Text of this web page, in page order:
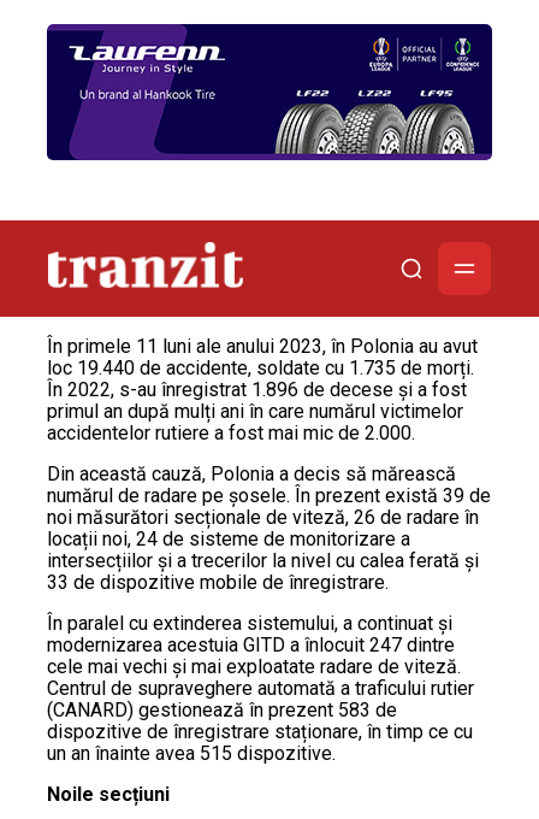
În primele 11 luni ale anului 2023, în Polonia au avut
loc 19.440 de accidente, soldate cu 1.735 de morți.
În 2022, s-au înregistrat 1.896 de decese și a fost
primul an după mulți ani în care numărul victimelor
accidentelor rutiere a fost mai mic de 2.000.
Din această cauză, Polonia a decis să mărească
numărul de radare pe șosele. În prezent există 39 de
noi măsurători secționale de viteză, 26 de radare în
locații noi, 24 de sisteme de monitorizare a
intersecțiilor și a trecerilor la nivel cu calea ferată și
33 de dispozitive mobile de înregistrare.
În paralel cu extinderea sistemului, a continuat și
modernizarea acestuia GITD a înlocuit 247 dintre
cele mai vechi și mai exploatate radare de viteză.
Centrul de supraveghere automată a traficului rutier
(CANARD) gestionează în prezent 583 de
dispozitive de înregistrare staționare, în timp ce cu
un an înainte avea 515 dispozitive.
Noile secțiuni